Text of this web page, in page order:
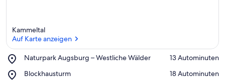
Kammeltal
Auf Karte anzeigen
Naturpark Augsburg – Westliche Wälder
Place,
Augsburg
‪13 Autominuten‬
Blockhausturm
Place,
‪18 Autominuten‬